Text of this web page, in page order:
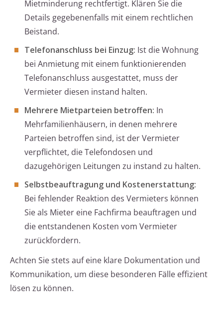
Mietminderung rechtfertigt. Klären Sie die
Details gegebenenfalls mit einem rechtlichen
Beistand.
Telefonanschluss bei Einzug: Ist die Wohnung
bei Anmietung mit einem funktionierenden
Telefonanschluss ausgestattet, muss der
Vermieter diesen instand halten.
Mehrere Mietparteien betroffen: In
Mehrfamilienhäusern, in denen mehrere
Parteien betroffen sind, ist der Vermieter
verpflichtet, die Telefondosen und
dazugehörigen Leitungen zu instand zu halten.
Selbstbeauftragung und Kostenerstattung:
Bei fehlender Reaktion des Vermieters können
Sie als Mieter eine Fachfirma beauftragen und
die entstandenen Kosten vom Vermieter
zurückfordern.
Achten Sie stets auf eine klare Dokumentation und
Kommunikation, um diese besonderen Fälle effizient
lösen zu können.